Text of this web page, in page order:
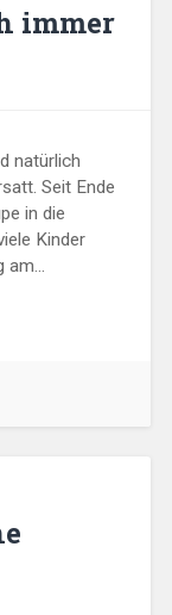
immer
natürlich
Seit Ende
in die
Kinder
am…